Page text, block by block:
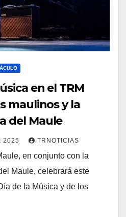
en el TRM
maulinos y la
del Maule
2025 TRNOTICIAS
en conjunto con la
Maule, celebrará este
de la Música y de los